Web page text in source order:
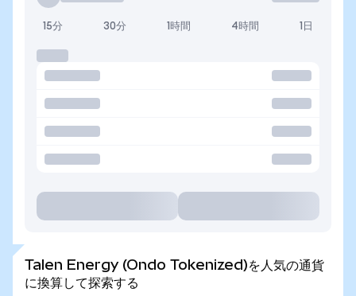
15分 30分 1時間 4時間 1日
Talen Energy (Ondo Tokenized)を人気の通貨
に換算して探索する